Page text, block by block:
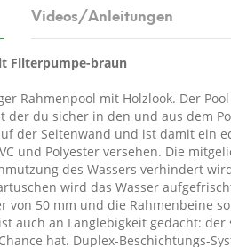
Videos/Anleitungen
Filterpumpe-braun
Rahmenpool mit Holzlook. Der
du sicher in den und aus dem
der Seitenwand und ist damit ein
und Polyester versehen. Die
des Wassers verhindert
wird das Wasser
von 50 mm und die Rahmenbeine
auch an Langlebigkeit gedacht:
hat. Duplex-Beschichtungs-